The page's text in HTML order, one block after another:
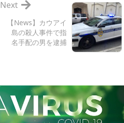
【News】カウアイ
島の殺人事件で指
名手配の男を逮捕
Next